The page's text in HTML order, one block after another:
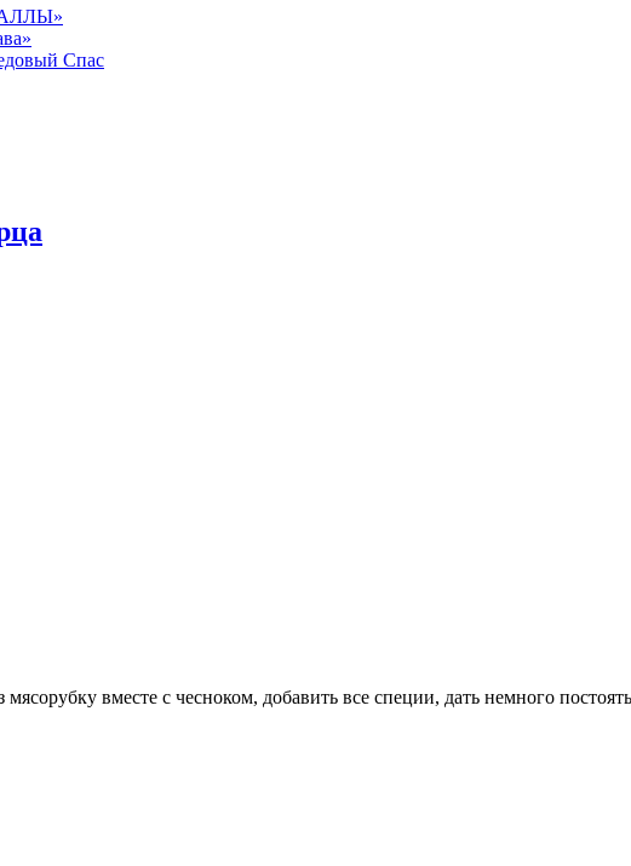
Спас
вместе с чесноком, добавить все специи, дать немного